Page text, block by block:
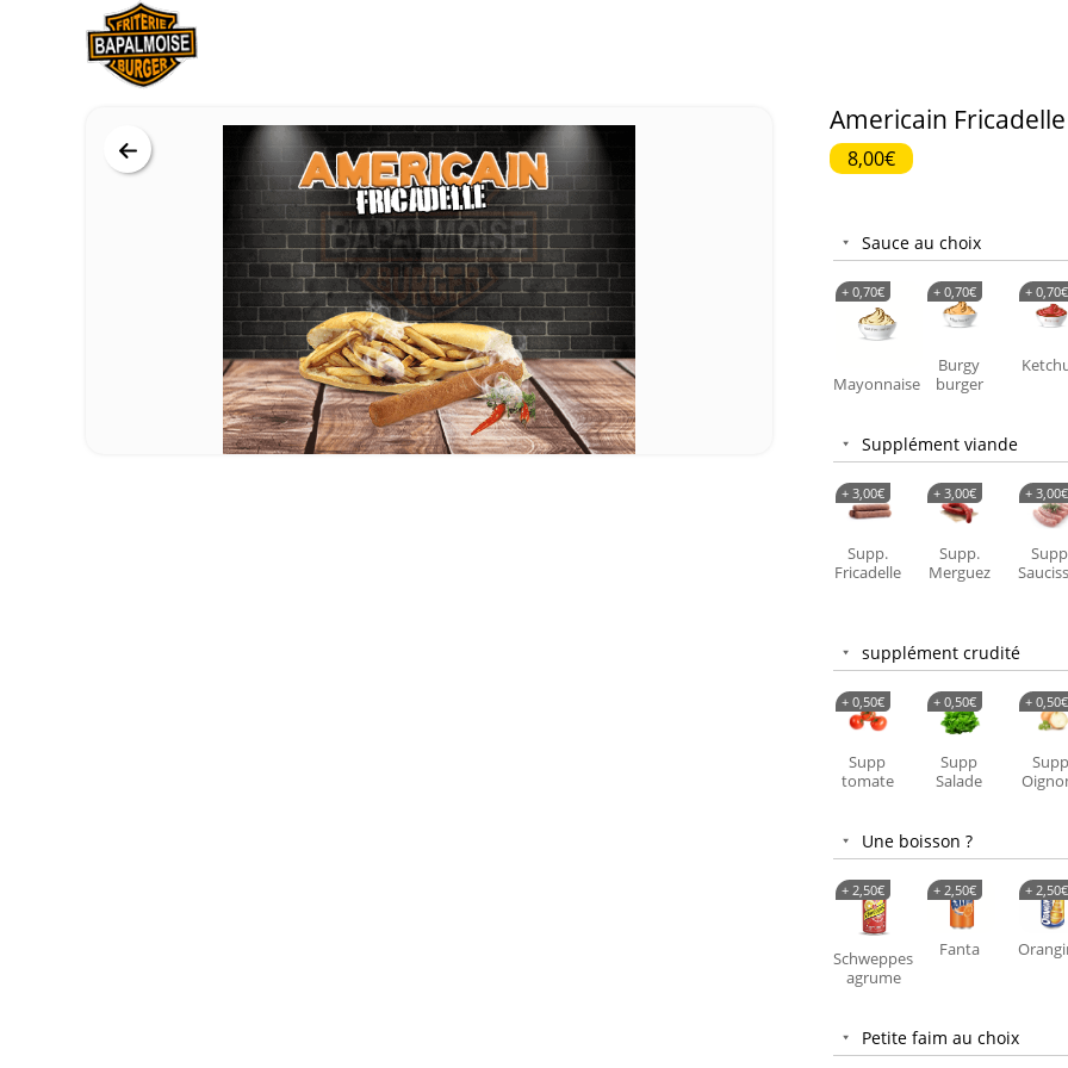
Americain Fricadelle
8,00€
Sauce au choix
Mayonnaise
+ 0,70€
Burgy
burger
+ 0,70€ + 0,70€
Supplément viande
Supp.
Fricadelle
+ 3,00€
Supp.
Merguez
+ 3,00€ + 3,00€
supplément crudité
Supp
tomate
+ 0,50€
Supp
Salade
+ 0,50€
Supp
+ 0,50€
Une boisson ?
Schweppes
agrume
+ 2,50€
Fanta
+ 2,50€ + 2,50€
Petite faim au choix